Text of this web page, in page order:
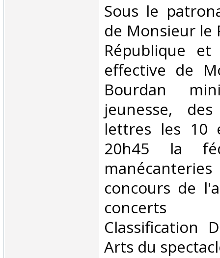
‎Sous le
de Monsieur le
République
effective de
Bourdan
jeunesse,
lettres les 10
20h45 la
concours de
concerts
Classification
Arts du